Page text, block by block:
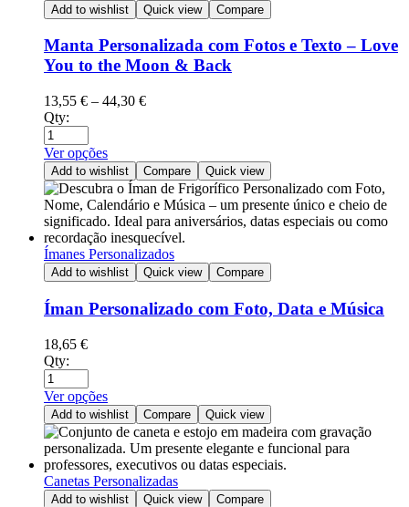
Add to wishlist Quick view Compare
Manta Personalizada com Fotos e Texto – Love
You to the Moon & Back
13,55 € – 44,30 €
Qty:
Ver opções
Add to wishlist Compare Quick view
Ímanes Personalizados
Add to wishlist Quick view Compare
Íman Personalizado com Foto, Data e Música
18,65 €
Qty:
Ver opções
Add to wishlist Compare Quick view
Canetas Personalizadas
Add to wishlist Quick view Compare